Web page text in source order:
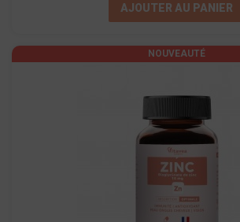
AJOUTER AU PANIER
NOUVEAUTÉ